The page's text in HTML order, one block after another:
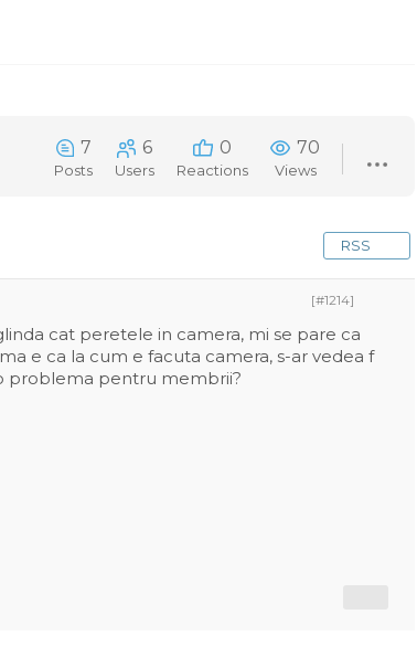
7
Posts
6
Users
0
Reactions
70
Views
RSS
[#1214]
cat peretele in camera, mi se pare ca
e ca la cum e facuta camera, s-ar vedea f
problema pentru membrii?